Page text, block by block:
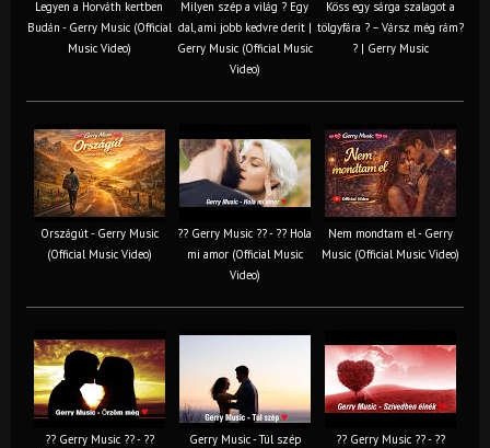
Legyen a Horváth kertben
Budán - Gerry Music (Official
Music Video)
Milyen szép a világ ? Egy
dal, ami jobb kedvre derít |
Gerry Music (Official Music
Video)
Köss egy sárga szalagot a
tölgyfára ?️ – Vársz még rám?
? | Gerry Music
Országút - Gerry Music
(Official Music Video)
?? Gerry Music ?? - ?? Hola
mi amor (Official Music
Video)
Nem mondtam el - Gerry
Music (Official Music Video)
?? Gerry Music ?? - ??
Gerry Music - Túl szép
?? Gerry Music ?? - ??